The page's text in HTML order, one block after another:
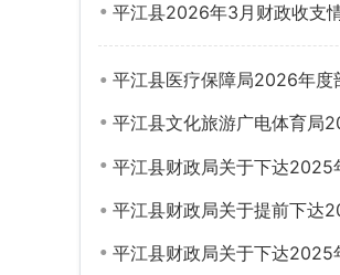
平江县2026年3月财政收支
平江县医疗保障局2026年度
平江县文化旅游广电体育局
平江县财政局关于下达2025
平江县财政局关于提前下达
平江县财政局关于下达2025